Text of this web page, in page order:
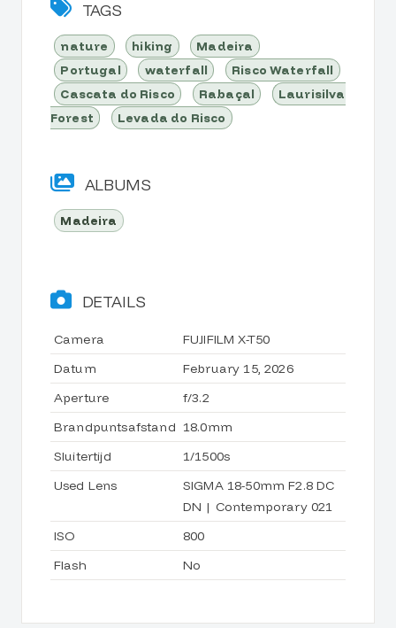
TAGS
nature hiking
Madeira
Portugal
waterfall
Risco Waterfall
Cascata do Risco
Rabaçal
Laurisilva
Forest
Levada do Risco
ALBUMS
Madeira
DETAILS
Camera
FUJIFILM X-T50
Datum
February 15, 2026
Aperture
f/3.2
Brandpuntsafstand 18.0mm
Sluitertijd
1/1500s
Used Lens
SIGMA 18-50mm F2.8 DC
DN | Contemporary 021
ISO
800
Flash
No